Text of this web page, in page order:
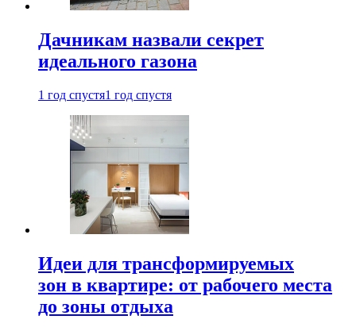
Дачникам назвали секрет
идеального газона
1 год спустя1 год спустя
Идеи для трансформируемых
зон в квартире: от рабочего места
до зоны отдыха